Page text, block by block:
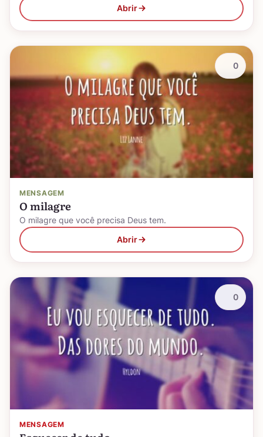
Abrir
MENSAGEM
O milagre
O milagre que você precisa Deus tem.
Abrir
0
MENSAGEM
0